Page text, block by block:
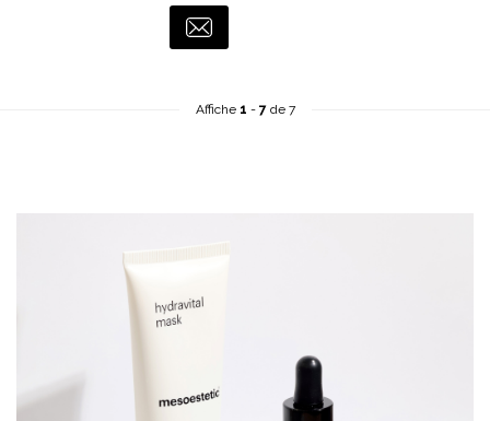
Affiche 1 - 7de 7